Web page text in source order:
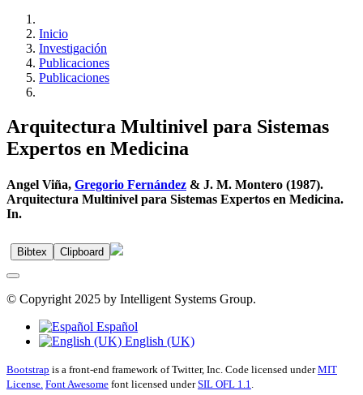
Inicio
Investigación
Publicaciones
Publicaciones
Arquitectura Multinivel para Sistemas
Expertos en Medicina
Angel Viña, Gregorio Fernández & J. M. Montero (1987).
Arquitectura Multinivel para Sistemas Expertos en Medicina.
In.
Bibtex Clipboard
© Copyright 2025 by Intelligent Systems Group.
Español
English (UK)
Bootstrap is a front-end framework of Twitter, Inc. Code licensed underMIT
License. Font Awesome font licensed underSIL OFL 1.1